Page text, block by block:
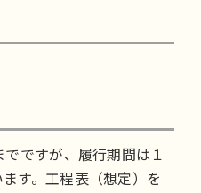
ですが、履行期間は１
す。工程表（想定）を